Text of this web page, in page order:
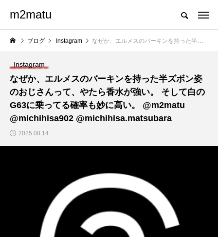
m2matu
ブログ Instagram なぜか、エルメスのバーキンを持った半ズボン姿のおじさんって、やたら香水が強い。 そして白のG63に乗ってる確率も妙に高い。 @m2matu @michihisa902 @michihisa.matsubara
Instagram
なぜか、エルメスのバーキンを持った半ズボン姿
のおじさんって、やたら香水が強い。 そして白の
G63に乗ってる確率も妙に高い。 @m2matu
@michihisa902 @michihisa.matsubara
2025.08.14